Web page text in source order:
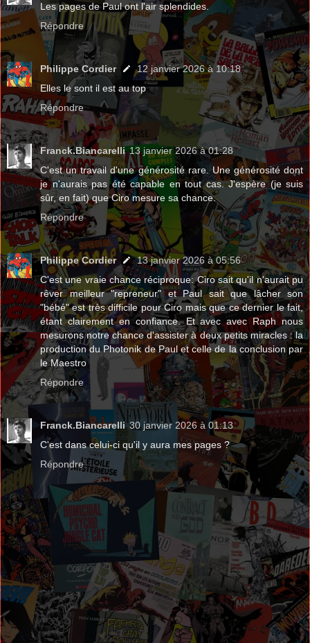
Les pages de Paul ont l'air splendides.
Répondre
Philippe Cordier
12 janvier 2026 à 10:18
Elles le sont il est au top
Répondre
Franck.Biancarelli 13 janvier 2026 à 01:28
C'est un travail d'une générosité rare. Une générosité dont
je n'aurais pas été capable en tout cas. J'espère (je suis
sûr, en fait) que Ciro mesure sa chance.
Répondre
Philippe Cordier
13 janvier 2026 à 05:56
C'est une vraie chance réciproque: Ciro sait qu'il n'aurait pu
rêver meilleur "repreneur" et Paul sait que lâcher son
"bébé" est très difficile pour Ciro mais que ce dernier le fait,
étant clairement en confiance. Et avec avec Raph nous
mesurons notre chance d'assister à deux petits miracles : la
production du Photonik de Paul et celle de la conclusion par
le Maestro
Répondre
Franck.Biancarelli 30 janvier 2026 à 01:13
C'est dans celui-ci qu'il y aura mes pages ?
Répondre